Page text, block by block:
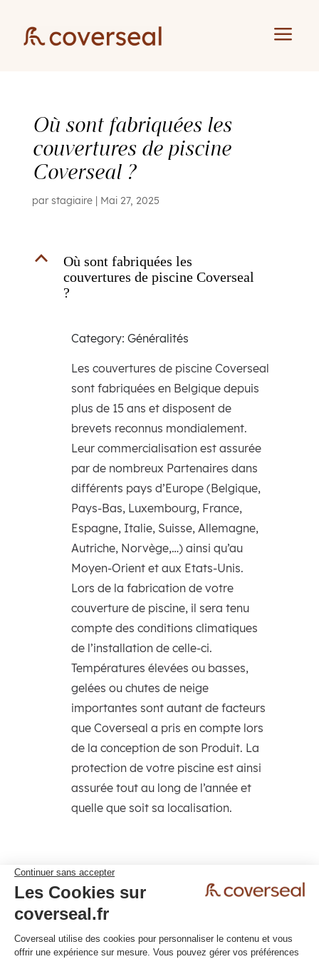
a
Où sont fabriquées les
couvertures de piscine
Coverseal ?
par stagiaire| Mai 27, 2025
B
Où sont fabriquées les
couvertures de piscine Coverseal
?
Category: Généralités
Les couvertures de piscine Coverseal
sont fabriquées en Belgique depuis
plus de 15 ans et disposent de
brevets reconnus mondialement.
Leur commercialisation est assurée
par de nombreux Partenaires dans
différents pays d’Europe (Belgique,
Pays-Bas, Luxembourg, France,
Espagne, Italie, Suisse, Allemagne,
Autriche, Norvège,…) ainsi qu’au
Moyen-Orient et aux Etats-Unis.
Lors de la fabrication de votre
couverture de piscine, il sera tenu
compte des conditions climatiques
de l’installation de celle-ci.
Températures élevées ou basses,
gelées ou chutes de neige
importantes sont autant de facteurs
que Coverseal a pris en compte lors
de la conception de son Produit. La
protection de votre piscine est ainsi
assurée tout au long de l’année et
quelle que soit sa localisation.